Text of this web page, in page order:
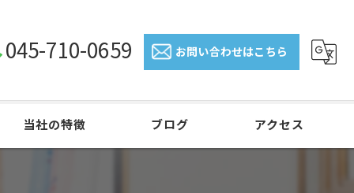
045-710-0659 お問い合わせはこちら
当社の特徴 ブログ アクセス